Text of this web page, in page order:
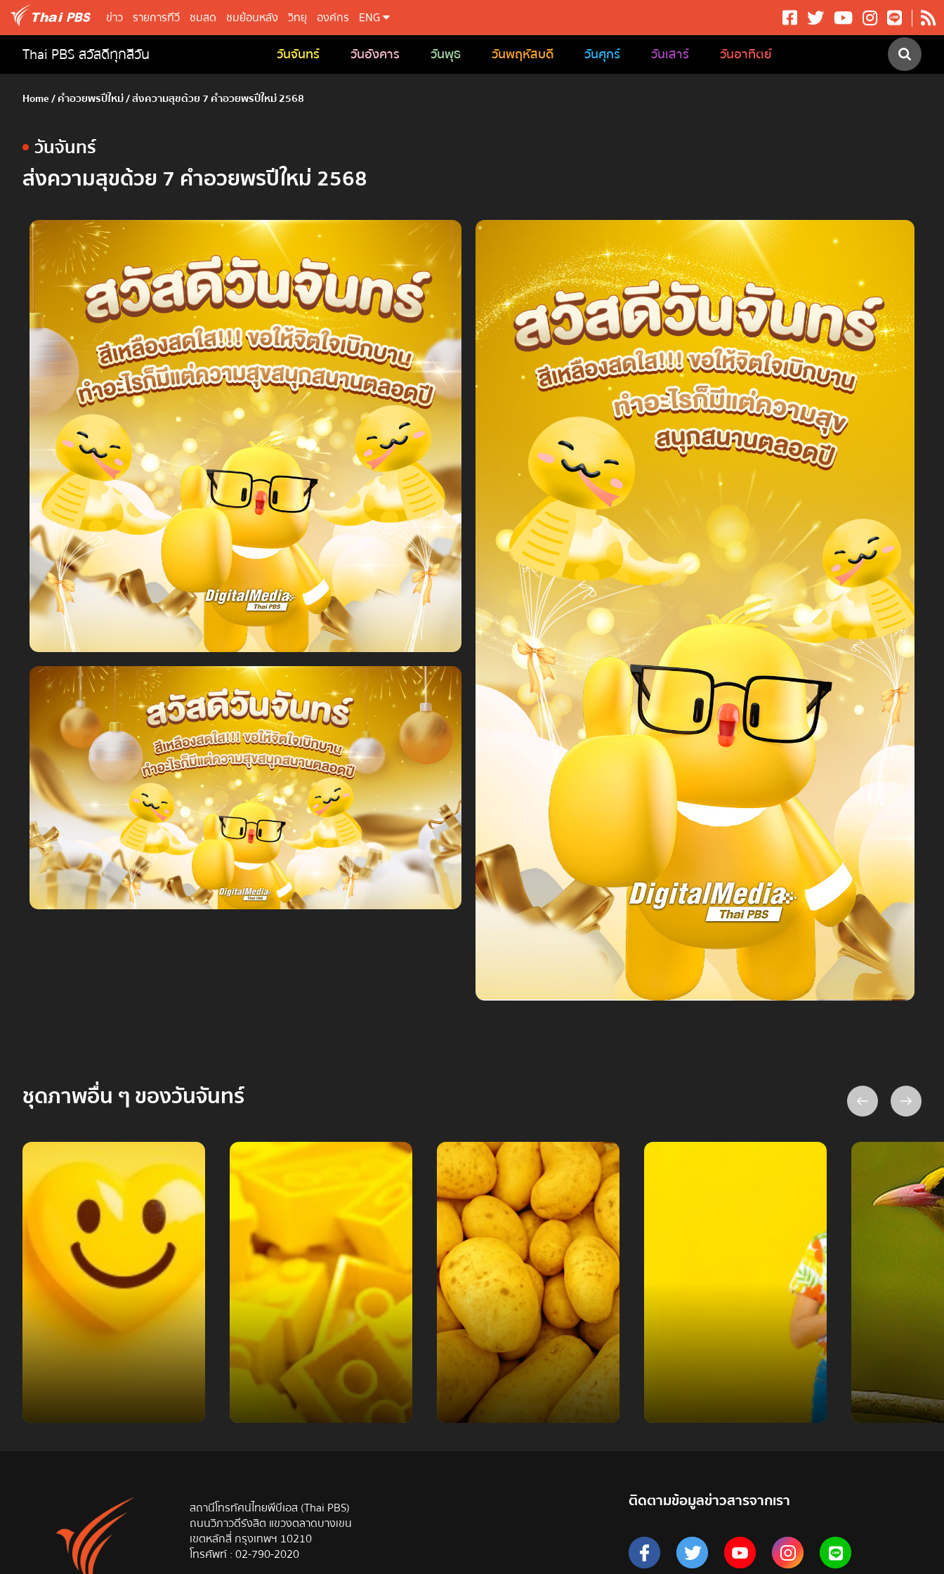
ข่าว รายการทีวี ชมสด ชมย้อนหลัง วิทยุ องค์กร ENG
Thai PBS สวัสดีทุกสีวัน วันจันทร์ วันอังคาร วันพุธ วันพฤหัสบดี วันศุกร์ วันเสาร์ วันอาทิตย์
Home/คำอวยพรปีใหม่/ส่งความสุขด้วย 7 คำอวยพรปีใหม่ 2568
วันจันทร์
ส่งความสุขด้วย 7 คำอวยพรปีใหม่ 2568
ชุดภาพอื่น ๆ ของวันจันทร์
หมายความว่าไง สี
อะไรในหัวใจเธอ
ความสุข ความ
สนุกสนาน
7 สิ่งที่ขาดไปก็ไม่ใช่
“สงกรานต์”
สถานีโทรทัศน์ไทยพีบีเอส (Thai PBS)
ถนนวิภาวดีรังสิต แขวงตลาดบางเขน
เขตหลักสี่ กรุงเทพฯ 10210
โทรศัพท์ :02-790-2020
ติดตามข้อมูลข่าวสารจากเรา